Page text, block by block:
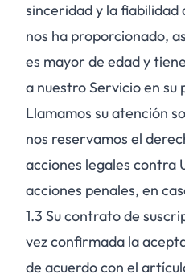
sinceridad y la fiabilidad
nos ha proporcionado,
es mayor de edad y
a nuestro Servicio en su
Llamamos su atención
nos reservamos el
acciones legales contra
acciones penales, en
1.3 Su contrato de
vez confirmada la
de acuerdo con el